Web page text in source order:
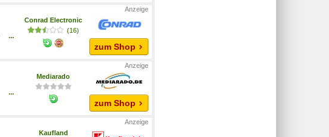
...
Conrad Electronic
(16)
zum Shop
...
Mediarado
zum Shop
Kaufland